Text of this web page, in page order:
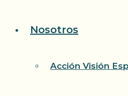
Nosotros
Acción Visión